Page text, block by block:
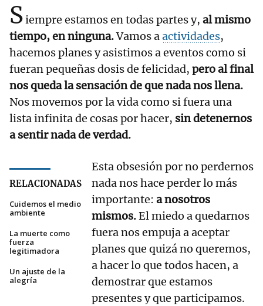
Siempre estamos en todas partes y, al mismo
tiempo, en ninguna.Vamos aactividades,
hacemos planes y asistimos a eventos como si
fueran pequeñas dosis de felicidad, pero al final
nos queda la sensación de que nada nos llena.
Nos movemos por la vida como si fuera una
lista infinita de cosas por hacer, sin detenernos
a sentir nada de verdad.
RELACIONADAS
Cuidemos el medio
ambiente
La muerte como
fuerza
legitimadora
Un ajuste de la
alegría
Esta obsesión por no perdernos
nada nos hace perder lo más
importante: a nosotros
mismos.El miedo a quedarnos
fuera nos empuja a aceptar
planes que quizá no queremos,
a hacer lo que todos hacen, a
demostrar que estamos
presentes y que participamos.